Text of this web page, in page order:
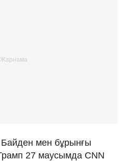
мен бұрынғы
27 маусымда CNN